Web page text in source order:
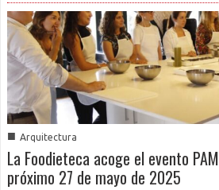
■ Arquitectura
La Foodieteca acoge el evento
próximo 27 de mayo de 2025